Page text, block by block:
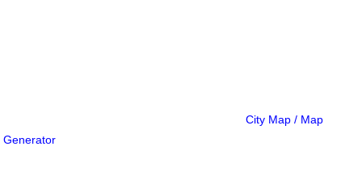
City Map / Map
Generator